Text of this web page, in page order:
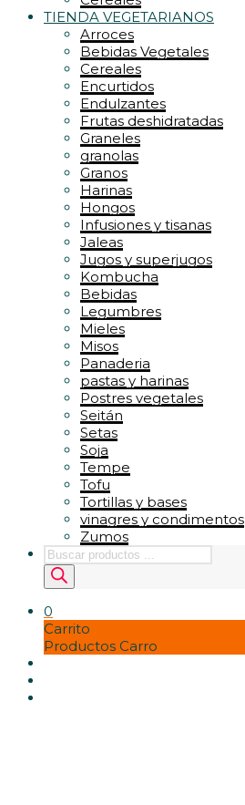
TIENDA VEGETARIANOS
Arroces
Bebidas Vegetales
Cereales
Encurtidos
Endulzantes
Frutas deshidratadas
Graneles
granolas
Granos
Harinas
Hongos
Infusiones y tisanas
Jaleas
Jugos y superjugos
Kombucha
Bebidas
Legumbres
Mieles
Misos
Panaderia
pastas y harinas
Postres vegetales
Seitán
Setas
Soja
Tempe
Tofu
Tortillas y bases
vinagres y condimentos
Zumos
Búsqueda
de
productos
0
Carrito
Productos Carro